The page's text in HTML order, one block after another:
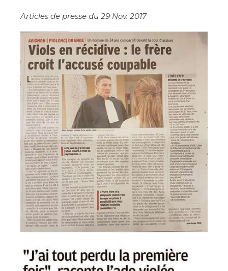
Articles de presse du 29 Nov. 2017